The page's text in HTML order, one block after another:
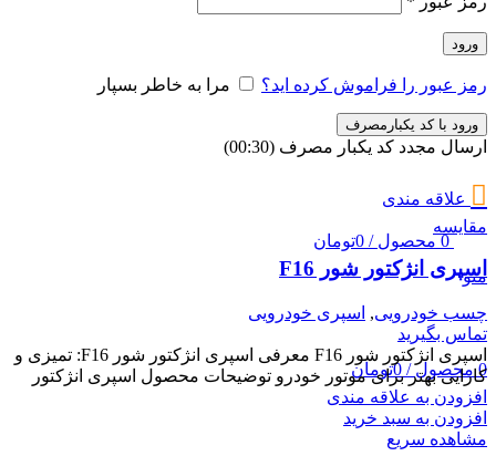
ورود
رمز عبور را فراموش کرده اید؟ مرا به خاطر بسپار
ورود با کد یکبارمصرف
ارسال مجدد کد یکبار مصرف (00:
30
)
علاقه مندی
0 محصول /
0تومان
منو
0 محصول /
0تومان
مقایسه
اسپری انژکتور شور F16
چسب خودرویی, اسپری خودرویی
تماس بگیرید
اسپری انژکتور شور F16 معرفی اسپری انژکتور شور F16: تمیزی و
کارایی بهتر برای موتور خودرو توضیحات محصول اسپری انژکتور
افزودن به علاقه مندی
افزودن به سبد خرید
مشاهده سریع